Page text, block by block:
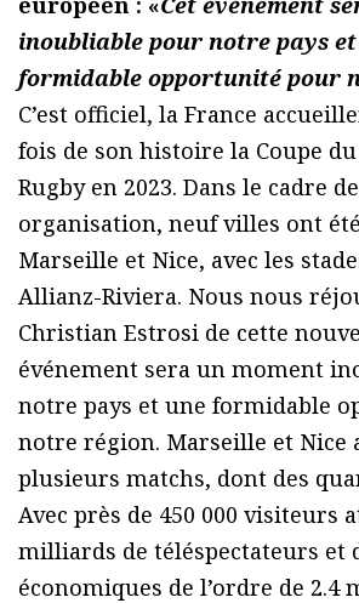
inoubliable pour notre pays
formidable opportunité pour
C’est officiel, la France
fois de son histoire la Coupe
Rugby en 2023. Dans le cadre
organisation, neuf villes ont
Marseille et Nice, avec les
Allianz-Riviera. Nous nous
Christian Estrosi de cette
événement sera un moment
notre pays et une formidable
notre région. Marseille et Nice
plusieurs matchs, dont des
Avec près de 450 000 visiteurs
milliards de téléspectateurs et
économiques de l’ordre de 2.4